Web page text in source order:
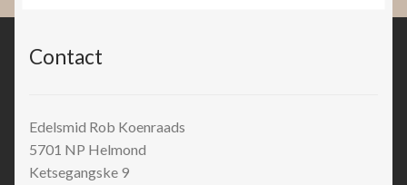
Contact
Edelsmid Rob Koenraads
5701 NP Helmond
Ketsegangske 9